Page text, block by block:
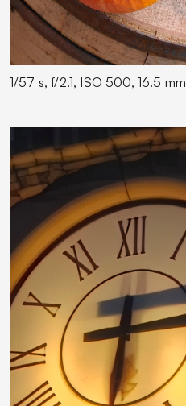
1/57 s, f/2.1, ISO 500, 16.5 mm